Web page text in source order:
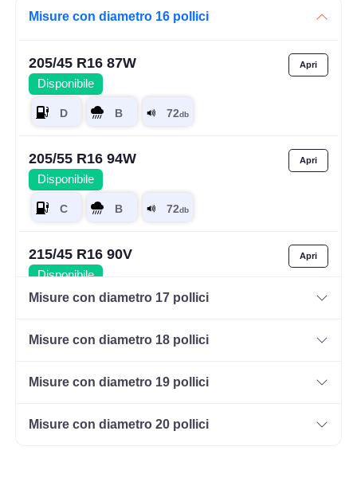
Misure con diametro 16 pollici
205/45 R16 87W
Disponibile
205/55 R16 94W
Disponibile
215/45 R16 90V
Disponibile
215/60 R16 95H HP
Misure con diametro 17 pollici
Misure con diametro 18 pollici
Misure con diametro 19 pollici
Misure con diametro 20 pollici